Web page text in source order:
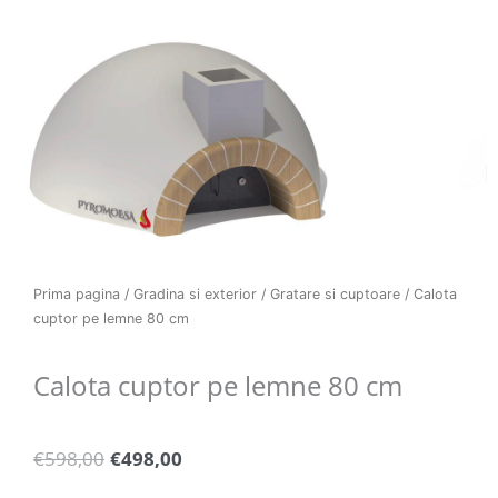
Prima pagina / Gradina si exterior / Gratare si cuptoare / Calota
cuptor pe lemne 80 cm
Calota cuptor pe lemne 80 cm
€598,00 Pretul
€498,00